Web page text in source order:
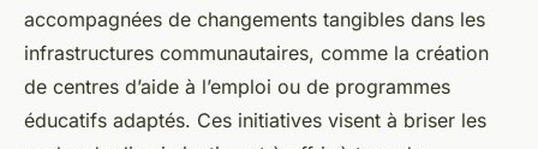
accompagnées de changements tangibles dans les
infrastructures communautaires, comme la création
de centres d’aide à l’emploi ou de programmes
éducatifs adaptés. Ces initiatives visent à briser les